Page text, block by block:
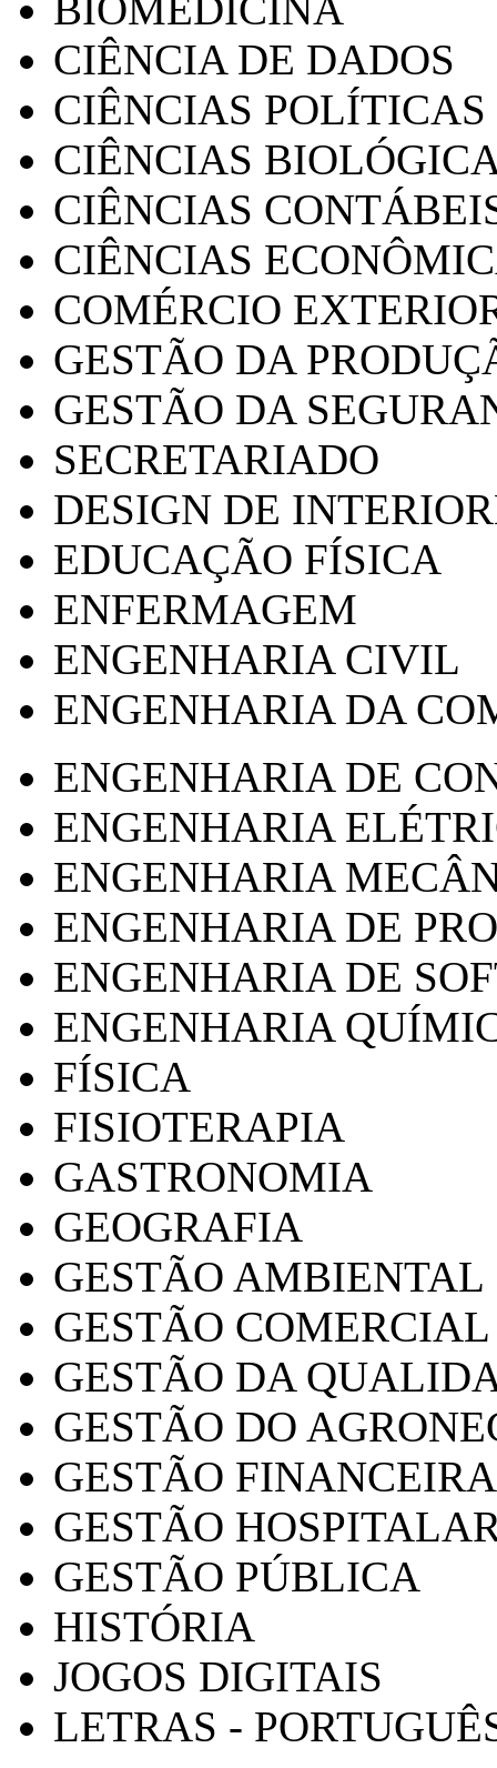
CIÊNCIA DE DADOS
CIÊNCIAS POLÍTICAS
CIÊNCIAS
CIÊNCIAS
CIÊNCIAS
COMÉRCIO
GESTÃO DA
GESTÃO DA
SECRETARIADO
DESIGN DE
EDUCAÇÃO FÍSICA
ENFERMAGEM
ENGENHARIA CIVIL
ENGENHARIA DA
ENGENHARIA DE
ENGENHARIA
ENGENHARIA
ENGENHARIA DE
ENGENHARIA DE
ENGENHARIA
FÍSICA
FISIOTERAPIA
GASTRONOMIA
GEOGRAFIA
GESTÃO AMBIENTAL
GESTÃO COMERCIAL
GESTÃO DA
GESTÃO DO
GESTÃO FINANCEIRA
GESTÃO
GESTÃO PÚBLICA
HISTÓRIA
JOGOS DIGITAIS
LETRAS -